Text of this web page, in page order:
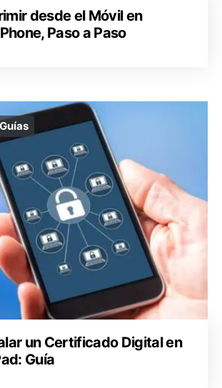
desde el Móvil en
Paso a Paso
un Certificado Digital en
Guía